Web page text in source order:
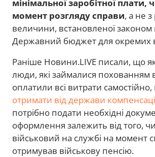
мінімальної заробітної плати,
момент розгляду справи, а не
величини, встановленої законом
Державний бюджет для окремих
Раніше Новини.LIVE писали, що
люди, які займалися похованням
оплатили всі витрати
отримати від держави
потрібно подати необхідні
оформлення залежить від того,
військовий на службі на момент
отримував військову пенсію.